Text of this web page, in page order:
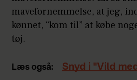
mavefornemmelse, at jeg,
kønnet, “kom til” at købe
tøj.
Læs også:
Snyd i "Vild